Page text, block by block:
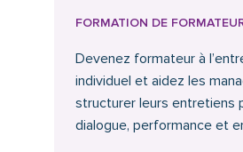
FORMATION DE
Devenez formateur à
individuel et aidez les
structurer leurs entretiens
dialogue, performance et